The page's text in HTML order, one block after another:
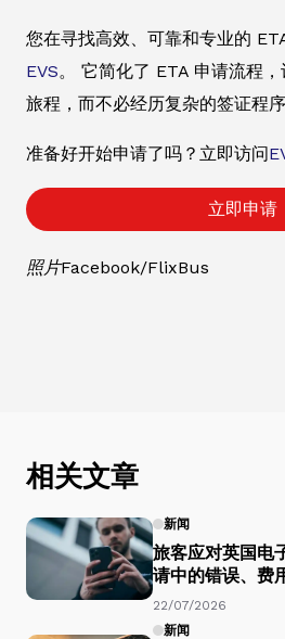
您在寻找高效、可靠和专业的
EVS。 它简化了 ETA 申请流程
旅程，而不必经历复杂的签证程序
准备好开始申请了吗？立即访问
立即申请
照片Facebook/FlixBus
相关文章
新闻
旅客应对英国电
请中的错误、费
22/07/2026
新闻